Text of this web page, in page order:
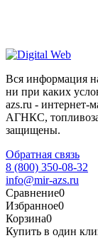
Вся информация
ни при каких
azs.ru - интернет-
АГНКС,
защищены.
Обратная связь
8 (800) 350-08-32
info@mir-azs.ru
Сравнение0
Избранное0
Корзина0
Купить в один